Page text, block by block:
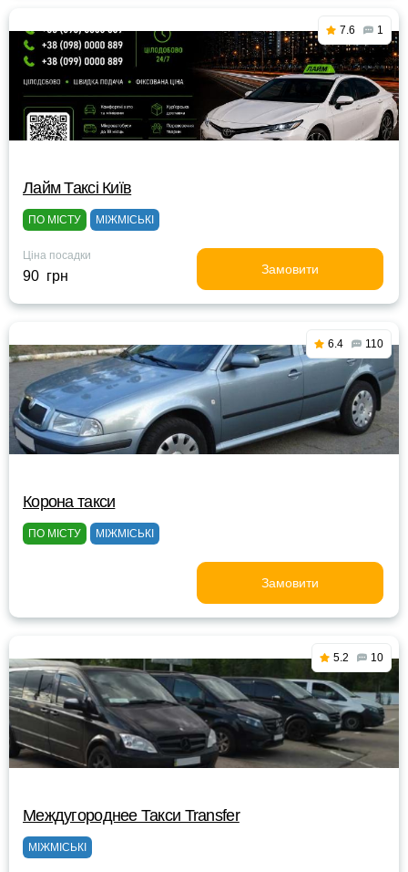
7.6 1
Лайм Таксі Київ
ПО МІСТУ МІЖМІСЬКІ
Ціна посадки
90 грн Замовити
6.4 110
Корона такси
ПО МІСТУ МІЖМІСЬКІ
Замовити
5.2 10
Междугороднее Такси Transfer
МІЖМІСЬКІ